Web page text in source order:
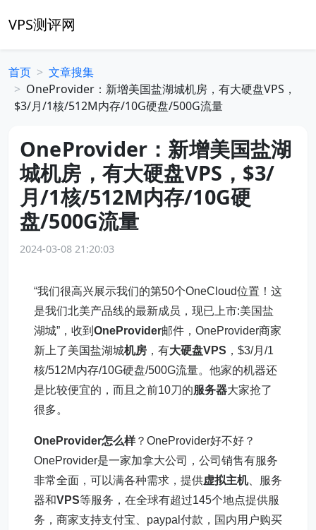
VPS测评网
首页
文章搜集
OneProvider：新增美国盐湖城机房，有大硬盘VPS，
$3/月/1核/512M内存/10G硬盘/500G流量
OneProvider：新增美国盐湖
城机房，有大硬盘VPS，$3/
月/1核/512M内存/10G硬
盘/500G流量
2024-03-08 21:20:03
“我们很高兴展示我们的第50个OneCloud位置！这
是我们北美产品线的最新成员，现已上市:美国盐
湖城”，收到 OneProvider邮件，OneProvider商家
新上了美国盐湖城机房 ，有大硬盘VPS ，$3/月/1
核/512M内存/10G硬盘/500G流量。他家的机器还
是比较便宜的，而且之前10刀的服务器大家抢了
很多。
OneProvider怎么样？OneProvider好不好？
OneProvider是一家加拿大公司，公司销售有服务
非常全面，可以满各种需求，提供虚拟主机、服务
器和VPS等服务，在全球有超过145个地点提供服
务，商家支持支付宝、paypal付款，国内用户购买